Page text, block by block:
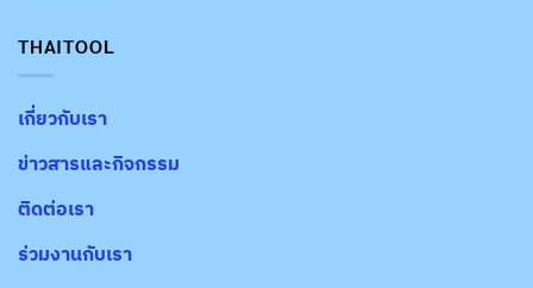
THAITOOL
เกี่ยวกับเรา
ข่าวสารและกิจกรรม
ติดต่อเรา
ร่วมงานกับเรา